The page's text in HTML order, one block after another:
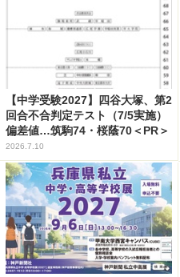
【中学受験2027】四谷大塚、第2
回合不合判定テスト（7/5実施）
偏差値…筑駒74・桜蔭70＜PR＞
2026.7.10